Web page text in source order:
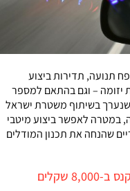
תנועה, תדירות ביצוע
יזומה – וגם בהתאם למספר
בשיתוף משטרת ישראל
במטרה לאפשר ביצוע מיטבי
שהנחה את תכנון המודלים